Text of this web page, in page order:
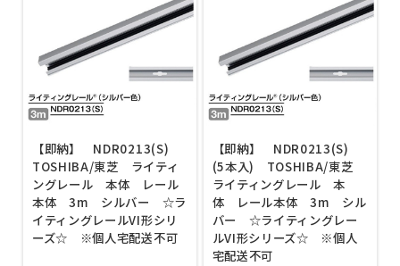
【即納】 NDR0213(S)
TOSHIBA/東芝 ライティ
ングレール 本体 レール
本体 3m シルバー ☆ラ
イティングレールVI形シリ
ーズ☆ ※個人宅配送不可
【即納】 NDR0213(S)
(5本入) TOSHIBA/東芝
ライティングレール 本
体 レール本体 3m シル
バー ☆ライティングレー
ルVI形シリーズ☆ ※個人
宅配送不可